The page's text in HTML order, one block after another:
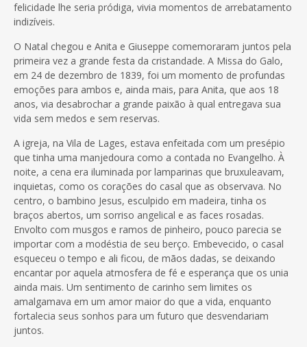
felicidade lhe seria pródiga, vivia momentos de arrebatamento
indizíveis.
O Natal chegou e Anita e Giuseppe comemoraram juntos pela
primeira vez a grande festa da cristandade. A Missa do Galo,
em 24 de dezembro de 1839, foi um momento de profundas
emoções para ambos e, ainda mais, para Anita, que aos 18
anos, via desabrochar a grande paixão à qual entregava sua
vida sem medos e sem reservas.
A igreja, na Vila de Lages, estava enfeitada com um presépio
que tinha uma manjedoura como a contada no Evangelho. À
noite, a cena era iluminada por lamparinas que bruxuleavam,
inquietas, como os corações do casal que as observava. No
centro, o bambino Jesus, esculpido em madeira, tinha os
braços abertos, um sorriso angelical e as faces rosadas.
Envolto com musgos e ramos de pinheiro, pouco parecia se
importar com a modéstia de seu berço. Embevecido, o casal
esqueceu o tempo e ali ficou, de mãos dadas, se deixando
encantar por aquela atmosfera de fé e esperança que os unia
ainda mais. Um sentimento de carinho sem limites os
amalgamava em um amor maior do que a vida, enquanto
fortalecia seus sonhos para um futuro que desvendariam
juntos.